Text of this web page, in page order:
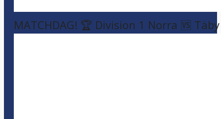
MATCHDAG! 🏆 Division 1 Norra 🆚